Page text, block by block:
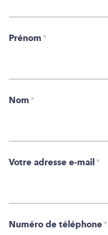
Prénom *
Nom *
Votre adresse e-mail *
Numéro de téléphone *